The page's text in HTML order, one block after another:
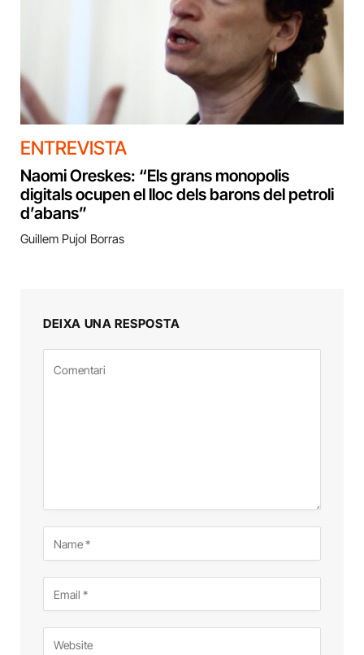
ENTREVISTA
Naomi Oreskes: “Els grans monopolis
digitals ocupen el lloc dels barons del petroli
d’abans”
Guillem Pujol Borras
DEIXA UNA RESPOSTA